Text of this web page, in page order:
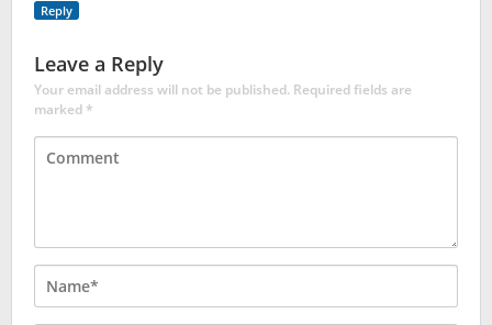
Reply
Leave a Reply
Your email address will not be published. Required fields are
marked*